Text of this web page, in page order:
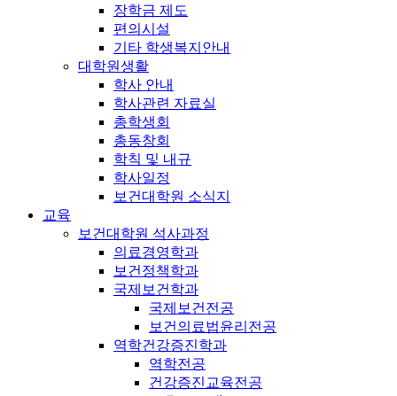
장학금 제도
편의시설
기타 학생복지안내
대학원생활
학사 안내
학사관련 자료실
총학생회
총동창회
학칙 및 내규
학사일정
보건대학원 소식지
교육
보건대학원 석사과정
의료경영학과
보건정책학과
국제보건학과
국제보건전공
보건의료법윤리전공
역학건강증진학과
역학전공
건강증진교육전공